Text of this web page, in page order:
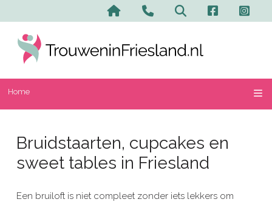
Home Contact en
Zoeken
Home
Bruidstaarten, cupcakes en
sweet tables in Friesland
Een bruiloft is niet compleet zonder iets lekkers om